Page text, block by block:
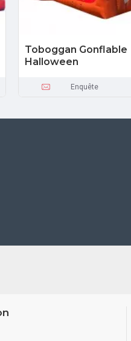
Toboggan Gonflable
Halloween
Enquête